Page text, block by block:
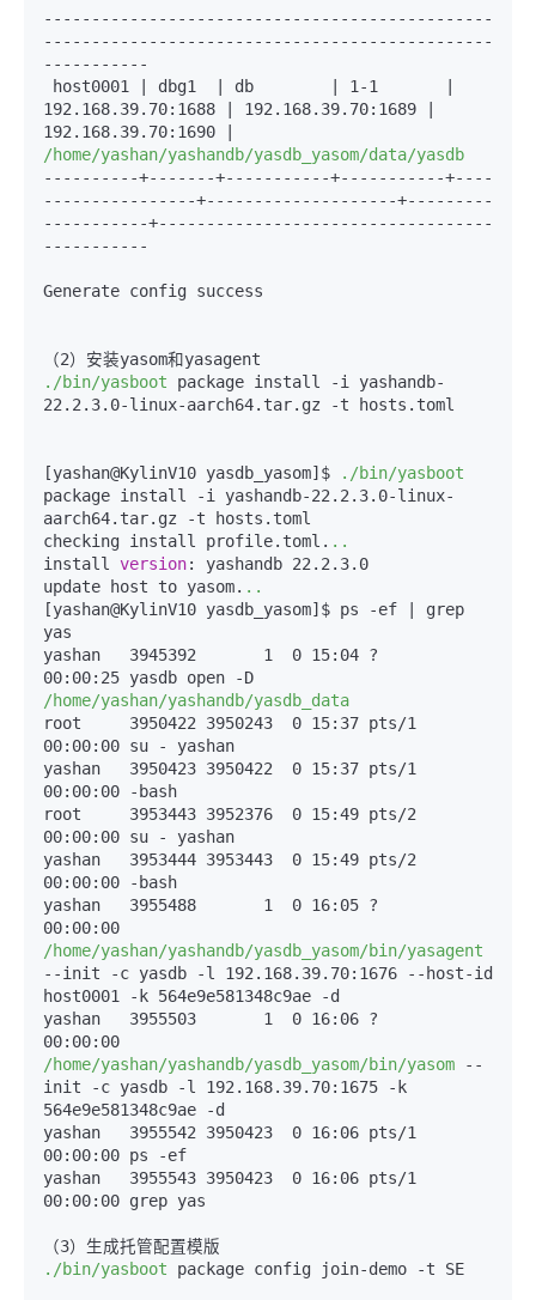
-----------------------------------------------
-----------------------------------------------
-----------
192.168.39.70:1688 | 192.168.39.70:1689
192.168.39.70:1690
/home/yashan/yashandb/yasdb_yasom/data/yasdb
----------+-------+-----------+-----------+----
----------------+--------------------+---------
-----------+-----------------------------------
-----------
Generate config success
./bin/yasboot package install -i yashandb-
22.2.3.0-linux-aarch64.tar.gz -t hosts.toml
[yashan@KylinV10 yasdb_yasom]$
./bin/yasboot
package install -i yashandb-22.2.3.0-linux-
aarch64.tar.gz -t hosts.toml
checking install profile.toml. ..
install version: yashandb 22.2.3.0
update host to yasom. ..
[yashan@KylinV10 yasdb_yasom]$ ps -ef | grep
yas
yashan   3945392       1  0 15:04 ?
00:00:25
/home/yashan/yashandb/yasdb_data
root     3950422 3950243  0 15:37 pts/1
00:00:00 su - yashan
yashan   3950423 3950422  0 15:37 pts/1
00:00:00 -bash
root     3953443 3952376  0 15:49 pts/2
00:00:00 su - yashan
yashan   3953444 3953443  0 15:49 pts/2
00:00:00 -bash
yashan   3955488       1  0 16:05 ?
00:00:00
/home/yashan/yashandb/yasdb_yasom/bin/yasagent
--init -c yasdb -l 192.168.39.70:1676
--host-id
host0001 -k 564e9e581348c9ae -d
yashan   3955503       1  0 16:06 ?
00:00:00
/home/yashan/yashandb/yasdb_yasom/bin/yasom
--
init -c yasdb -l 192.168.39.70:1675 -k
564e9e581348c9ae -d
yashan   3955542 3950423  0 16:06 pts/1
00:00:00 ps -ef
yashan   3955543 3950423  0 16:06 pts/1
00:00:00 grep yas
./bin/yasboot package config join-demo -t SE